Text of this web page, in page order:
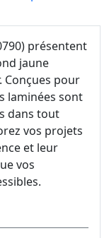
présentent
jaune
Conçues pour
laminées sont
dans tout
vos projets
et leur
vos